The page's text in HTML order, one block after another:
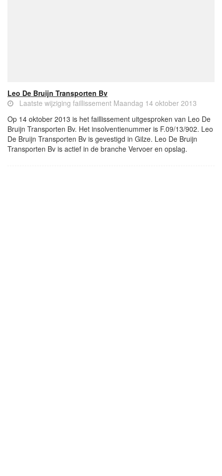
Leo De Bruijn Transporten Bv
Laatste wijziging faillissement Maandag 14 oktober 2013
Op 14 oktober 2013 is het faillissement uitgesproken van Leo De
Bruijn Transporten Bv. Het insolventienummer is F.09/13/902. Leo
De Bruijn Transporten Bv is gevestigd in Gilze. Leo De Bruijn
Transporten Bv is actief in de branche Vervoer en opslag.